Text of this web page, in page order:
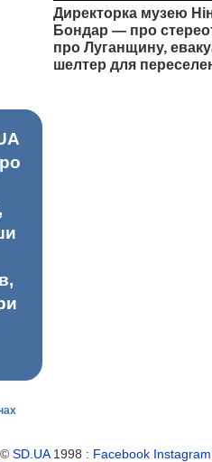
Директорка музею
Бондар — про
про Луганщину,
шелтер для
©SD.UA1998 : Facebook Instagram